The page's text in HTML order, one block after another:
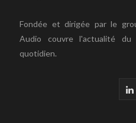
Fondée et dirigée par le
Audio couvre l'actualité
quotidien.
L